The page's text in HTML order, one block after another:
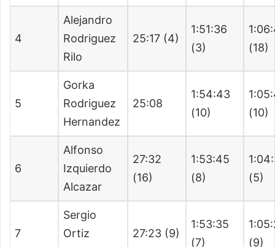
4
Alejandro
Rodriguez
Rilo
25:17 (4)
1:51:36
(3)
(18)
5
Gorka
Rodriguez
Hernandez
25:08
1:54:43
(10)
(10)
6
Alfonso
Izquierdo
Alcazar
27:32
(16)
1:53:45
(8)
(5)
7
Sergio
Ortiz
27:23 (9)
1:53:35
(7)
(9)